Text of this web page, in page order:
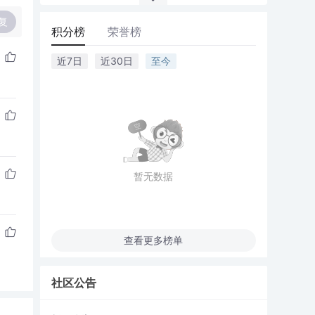
积分榜 荣誉榜
近7日 近30日 至今
暂无数据
查看更多榜单
社区公告